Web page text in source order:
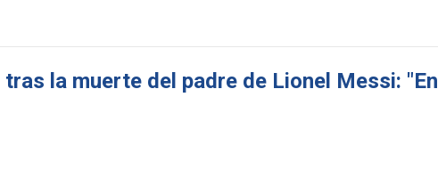
la muerte del padre de Lionel Messi: "En